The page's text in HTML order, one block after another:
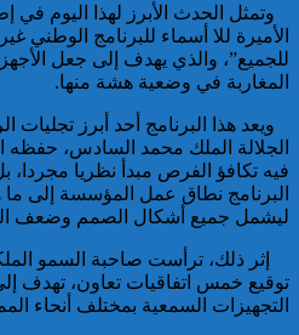
توقيف مواطن فرنسي من أصول
تونسية موضوع أمر دولي بإلقاء
القبض صادر عن السلطات
القضائية الفرنسية
وتمثل الحدث الأبرز لهذا اليوم في
الأميرة للا أسماء للبرنامج الوطني
للجميع”، والذي يهدف إلى جعل
المغاربة في وضعية هشة منها.
ويعد هذا البرنامج أحد أبرز تجليات
الجلالة الملك محمد السادس، حفظه
فيه تكافؤ الفرص مبدأ نظريا مجردا،
البرنامج نطاق عمل المؤسسة إلى ما
ليشمل جميع أشكال الصمم وضعف
إثر ذلك، ترأست صاحبة السمو
توقيع خمس اتفاقيات تعاون، تهدف
التجهيزات السمعية بمختلف أنحاء